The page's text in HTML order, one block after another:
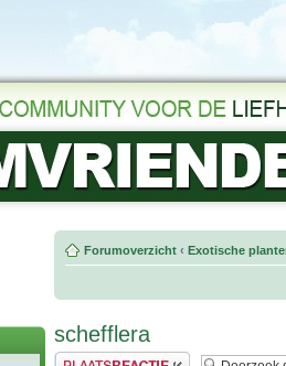
Forumoverzicht ‹ Exotische
schefflera
Plaats een reactie